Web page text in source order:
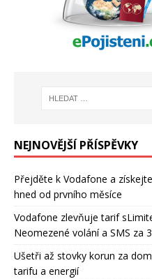
NEJNOVĚJŠÍ PŘÍSPĚVKY
Přejděte k Vodafone a
hned od prvního měsíce
Vodafone zlevňuje tarif
Neomezené volání a SMS za
Ušetři až stovky korun za
tarifu a energií